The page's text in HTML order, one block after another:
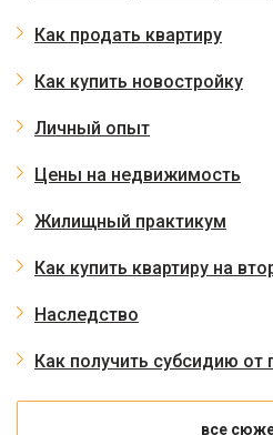
Как продать квартиру
Как купить новостройку
Личный опыт
Цены на недвижимость
Жилищный практикум
Как купить квартиру на
Наследство
Как получить субсидию от
все